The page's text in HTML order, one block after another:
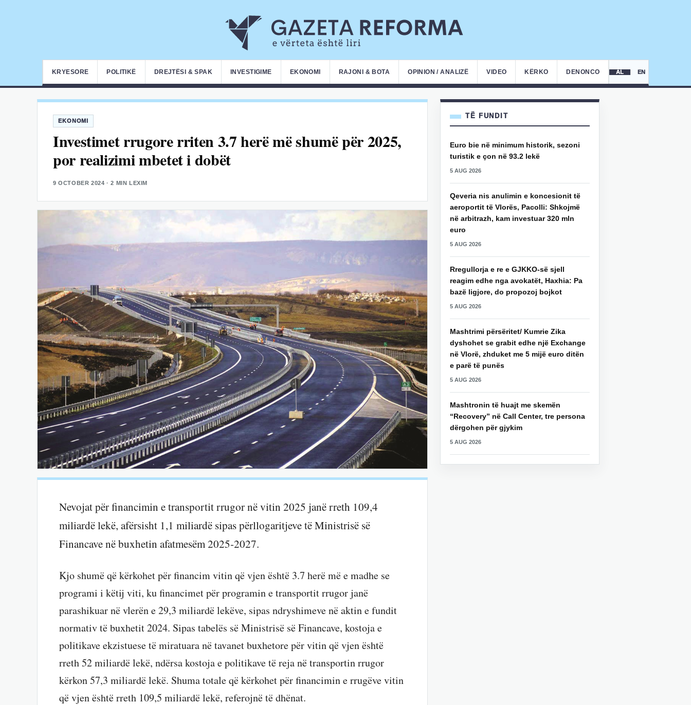
KRYESORE POLITIKË DREJTËSI & SPAK INVESTIGIME EKONOMI RAJONI & BOTA OPINION / ANALIZË VIDEO KËRKO DENONCO AL EN
EKONOMI
Investimet rrugore rriten 3.7 herë më shumë për 2025,
por realizimi mbetet i dobët
9 OCTOBER 2024 · 2 MIN LEXIM
Nevojat për financimin e transportit rrugor në vitin 2025 janë rreth 109,4
miliardë lekë, afërsisht 1,1 miliardë sipas përllogaritjeve të Ministrisë së
Financave në buxhetin afatmesëm 2025-2027.
Kjo shumë që kërkohet për financim vitin që vjen është 3.7 herë më e madhe se
programi i këtij viti, ku financimet për programin e transportit rrugor janë
parashikuar në vlerën e 29,3 miliardë lekëve, sipas ndryshimeve në aktin e fundit
normativ të buxhetit 2024. Sipas tabelës së Ministrisë së Financave, kostoja e
politikave ekzistuese të miratuara në tavanet buxhetore për vitin që vjen është
rreth 52 miliardë lekë, ndërsa kostoja e politikave të reja në transportin rrugor
kërkon 57,3 miliardë lekë. Shuma totale që kërkohet për financimin e rrugëve vitin
që vjen është rreth 109,5 miliardë lekë, referojnë të dhënat.
TË FUNDIT
Euro bie në minimum historik, sezoni
turistik e çon në 93.2 lekë
5 AUG 2026
Qeveria nis anulimin e koncesionit të
aeroportit të Vlorës, Pacolli: Shkojmë
në arbitrazh, kam investuar 320 mln
euro
5 AUG 2026
Rregullorja e re e GJKKO-së sjell
reagim edhe nga avokatët, Haxhia: Pa
bazë ligjore, do propozoj bojkot
5 AUG 2026
Mashtrimi përsëritet/ Kumrie Zika
dyshohet se grabit edhe një Exchange
në Vlorë, zhduket me 5 mijë euro ditën
e parë të punës
5 AUG 2026
Mashtronin të huajt me skemën
“Recovery” në Call Center, tre persona
dërgohen për gjykim
5 AUG 2026